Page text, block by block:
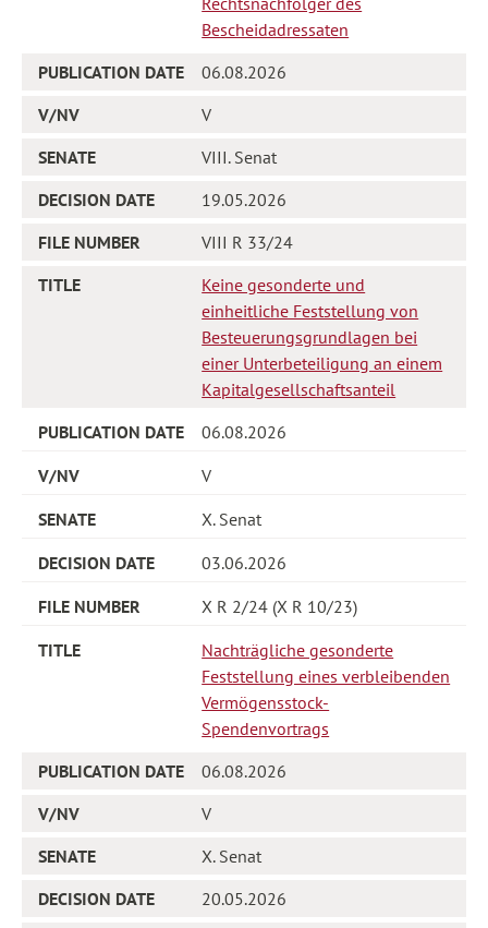
Bescheidadressaten
06.08.2026
V
VIII. Senat
19.05.2026
VIII R 33/24
Keine gesonderte und
einheitliche Feststellung von
Besteuerungsgrundlagen bei
einer Unterbeteiligung an einem
Kapitalgesellschaftsanteil
06.08.2026
V
X. Senat
03.06.2026
X R 2/24 (X R 10/23)
Nachträgliche gesonderte
Feststellung eines verbleibenden
Vermögensstock-
Spendenvortrags
06.08.2026
V
X. Senat
20.05.2026